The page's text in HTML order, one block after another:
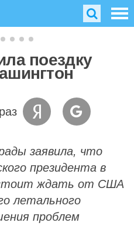
поездку
заявила, что
президента в
ждать от США
летального
проблем